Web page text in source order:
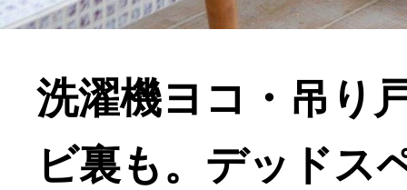
洗濯機ヨコ・吊り
ビ裏も。デッドス